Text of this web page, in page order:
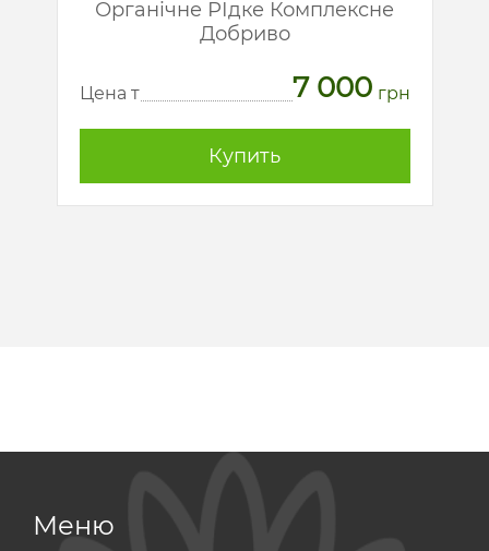
Органічне РІдке Комплексне
Добриво
Цена т 7 000 грн
Купить
Меню